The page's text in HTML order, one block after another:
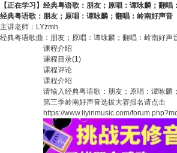
【正在学习】经典粤语歌：朋友；原唱：谭咏麟；翻唱
经典粤语歌：朋友；原唱：谭咏麟；翻唱：岭南好声音
主讲老师： LYzmh
经典粤语歌曲：朋友；原唱：谭咏麟；翻唱：岭南好声
课程介绍
课程目录(1)
课程评论
课程介绍
请输入经典粤语歌：朋友；原唱：谭咏麟
第三季岭南好声音选拔大赛报名请点击
https://www.liyinmusic.com/